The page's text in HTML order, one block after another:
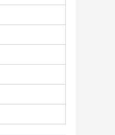
面议
集装箱保温岩棉